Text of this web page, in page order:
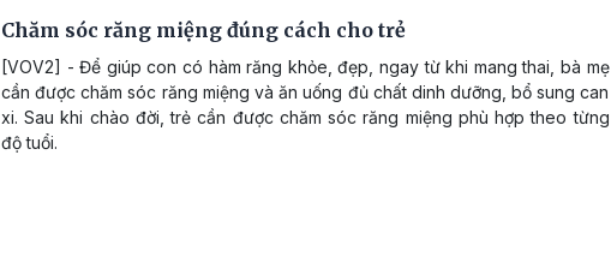
Chăm sóc răng miệng đúng cách cho trẻ
[VOV2] - Để giúp con có hàm răng khỏe, đẹp, ngay từ khi mang thai, bà mẹ
cần được chăm sóc răng miệng và ăn uống đủ chất dinh dưỡng, bổ sung can
xi. Sau khi chào đời, trẻ cần được chăm sóc răng miệng phù hợp theo từng
độ tuổi.